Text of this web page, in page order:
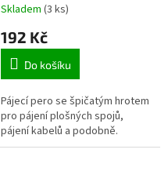
Skladem (3 ks)
192 Kč
Do košíku
Pájecí pero se špičatým hrotem
pro pájení plošných spojů,
pájení kabelů a podobně.